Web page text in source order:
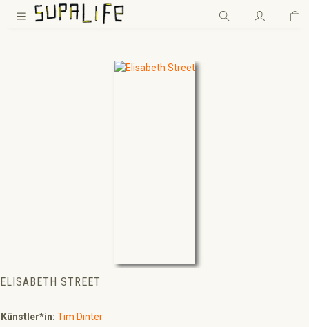
Zum Hauptinhalt springen
ELISABETH STREET
Künstler*in: Tim Dinter